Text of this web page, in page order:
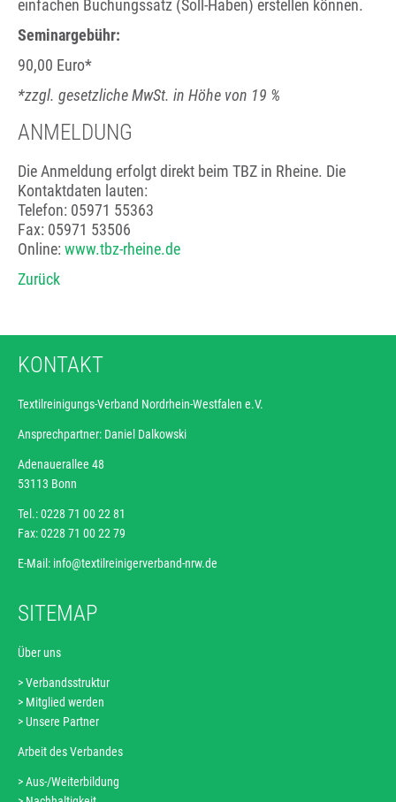
einfachen Buchungssatz (Soll-Haben) erstellen können.
Seminargebühr:
90,00 Euro*
*zzgl. gesetzliche MwSt. in Höhe von 19 %
ANMELDUNG
Die Anmeldung erfolgt direkt beim TBZ in Rheine. Die
Kontaktdaten lauten:
Telefon: 05971 55363
Fax: 05971 53506
Online: www.tbz-rheine.de
Zurück
KONTAKT
Textilreinigungs-Verband Nordrhein-Westfalen e.V.
Ansprechpartner: Daniel Dalkowski
Adenauerallee 48
53113 Bonn
Tel.: 0228 71 00 22 81
Fax: 0228 71 00 22 79
E-Mail: info@textilreinigerverband-nrw.de
SITEMAP
Über uns
Navigation
überspringen
Verbandsstruktur
Mitglied werden
Unsere Partner
Arbeit des Verbandes
Aus-/Weiterbildung